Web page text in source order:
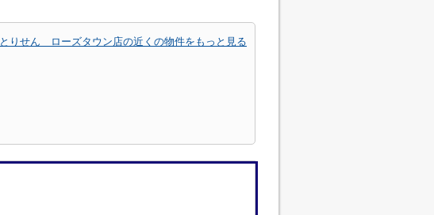
とりせん ローズタウン店の近くの物件をもっと見る